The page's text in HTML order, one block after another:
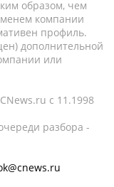
образом, чем
компании
профиль.
дополнительной
или
c 11.1998
разбора -